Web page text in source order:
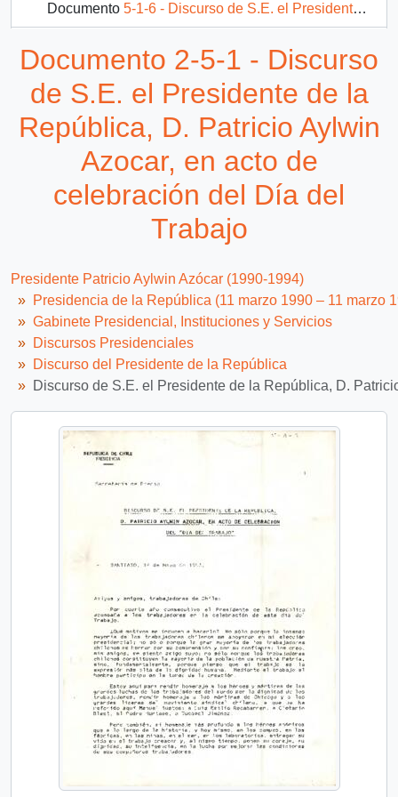
Documento 5-1-6 - Discurso de S.E. el Presidente de la República, D. Patricio Aylwin Azocar, en inauguración de Edificio de Servicios Públicos de San Bernardo.
5-1-7 - Discurso de S.E. el Presidente de la República, D. Patricio Aylwin Azocar, en clausura del encuentro "La Industria en el Desarrollo Social" organizado por SOFOFA.
435 más...
Documento 2-5-1 - Discurso
de S.E. el Presidente de la
República, D. Patricio Aylwin
Azocar, en acto de
celebración del Día del
Trabajo
Presidente Patricio Aylwin Azócar (1990-1994)
Presidencia de la República (11 marzo 1990 – 11 marzo
Gabinete Presidencial, Instituciones y Servicios
Discursos Presidenciales
Discurso del Presidente de la República
Discurso de S.E. el Presidente de la República, D.